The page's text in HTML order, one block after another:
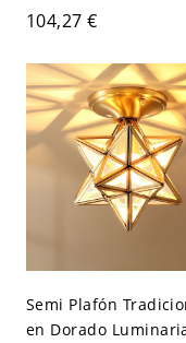
Techo Modernista
Pasillo - Marrón 110
V Cono
104,27 €
Semi Plafón
en Dorado